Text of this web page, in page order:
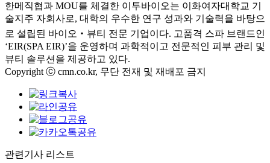
한메직협과 MOU를 체결한 이투바이오는 이화여자대학교 기
술지주 자회사로, 대학의 우수한 연구 성과와 기술력을 바탕으
로 설립된 바이오‧뷰티 전문 기업이다. 고품격 스파 브랜드인
‘EIR(SPA EIR)’을 운영하며 과학적이고 전문적인 피부 관리 및
뷰티 솔루션을 제공하고 있다.
Copyright ⓒ cmn.co.kr, 무단 전재 및 재배포 금지
관련기사 리스트